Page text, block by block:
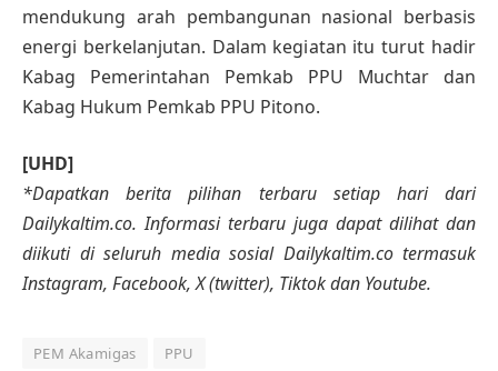
mendukung arah pembangunan nasional berbasis
energi berkelanjutan. Dalam kegiatan itu turut hadir
Kabag Pemerintahan Pemkab PPU Muchtar dan
Kabag Hukum Pemkab PPU Pitono.
[UHD]
*Dapatkan berita pilihan terbaru setiap hari dari
Dailykaltim.co. Informasi terbaru juga dapat dilihat dan
diikuti di seluruh media sosial Dailykaltim.co termasuk
Instagram, Facebook, X (twitter), Tiktok dan Youtube.
PEM Akamigas PPU